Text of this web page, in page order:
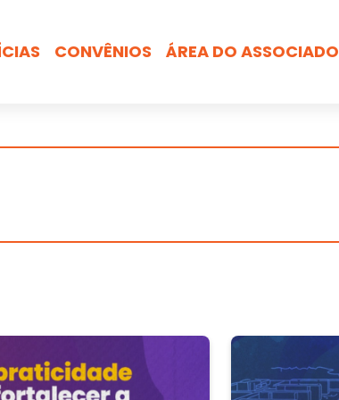
CONVÊNIOS ÁREA DO ASSOCIADO
Busca